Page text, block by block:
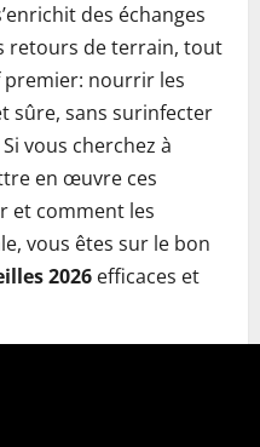
des échanges
retours de terrain, tout
premier: nourrir les
sûre, sans surinfecter
vous cherchez à
en œuvre ces
et comment les
vous êtes sur le bon
2026 efficaces et